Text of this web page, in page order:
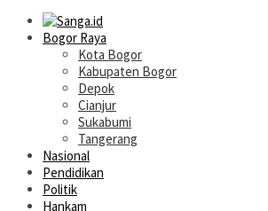
Bogor Raya
Kota Bogor
Kabupaten Bogor
Depok
Cianjur
Sukabumi
Tangerang
Nasional
Pendidikan
Politik
Hankam